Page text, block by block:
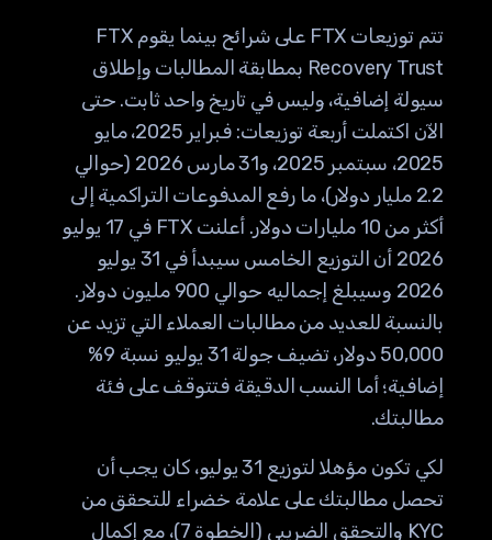
تتم توزيعات FTX على شرائح بينما يقوم FTX
Recovery Trust بمطابقة المطالبات وإطلاق
سيولة إضافية، وليس في تاريخ واحد ثابت. حتى
الآن اكتملت أربعة توزيعات: فبراير 2025، مايو
2025، سبتمبر 2025، و31 مارس 2026 (حوالي
2.2 مليار دولار)، ما رفع المدفوعات التراكمية إلى
أكثر من 10 مليارات دولار. أعلنت FTX في 17 يوليو
2026 أن التوزيع الخامس سيبدأ في 31 يوليو
2026 وسيبلغ إجماليه حوالي 900 مليون دولار.
بالنسبة للعديد من مطالبات العملاء التي تزيد عن
50,000 دولار، تضيف جولة 31 يوليو نسبة 9%
إضافية؛ أما النسب الدقيقة فتتوقف على فئة
مطالبتك.
لكي تكون مؤهلا لتوزيع 31 يوليو، كان يجب أن
تحصل مطالبتك على علامة خضراء للتحقق من
KYC والتحقق الضريبي (الخطوة 7)، مع إكمال